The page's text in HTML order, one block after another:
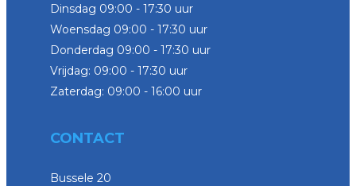
Dinsdag 09:00 - 17:30 uur
Woensdag 09:00 - 17:30 uur
Donderdag 09:00 - 17:30 uur
Vrijdag: 09:00 - 17:30 uur
Zaterdag: 09:00 - 16:00 uur
CONTACT
Bussele 20